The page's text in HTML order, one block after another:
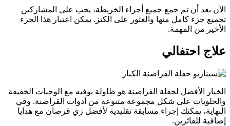
الآن بعد أن تم جمع جميع أجزاء الخريطة، يجب على المشاركين
تجميع جزء كامل منها والعثور على الكنز. يمكن اعتبار هذا الجزء
الأخير من المهمة.
علاج احتفالي
الخيار الأفضل لحفلة القراصنة هو طاولة بوفيه مع الوجبات الخفيفة
والحلويات على شكل مجموعة متنوعة من أدوات القراصنة. وفي
النهاية، يمكنك إجراء مسابقة تقليدية لأفضل زي قرصان مع هدايا
إضافية للفائزين.